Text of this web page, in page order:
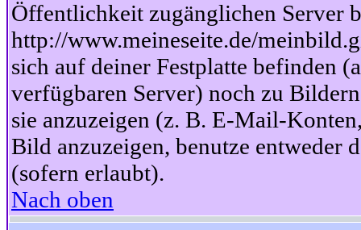
Öffentlichkeit zugänglichen Server
http://www.meineseite.de/
sich auf deiner Festplatte befinden
verfügbaren Server) noch zu
sie anzuzeigen (z. B. E-Mail-
Bild anzuzeigen, benutze
(sofern erlaubt).
Nach oben